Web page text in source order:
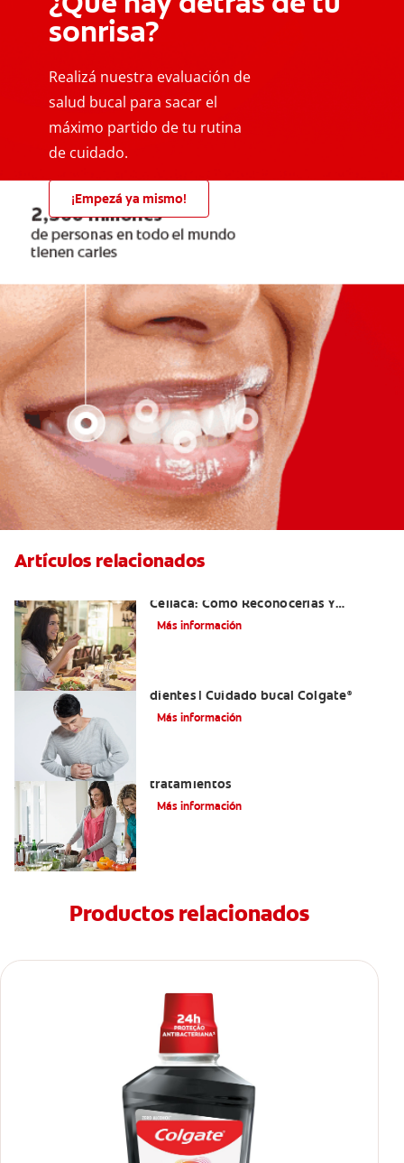
sonrisa?
Realizá nuestra evaluación de
salud bucal para sacar el
máximo partido de tu rutina
de cuidado.
¡Empezá ya mismo!
Artículos relacionados
Celíaca: Cómo Reconocerlas Y
Tratarlas
Más información
dientes | Cuidado bucal Colgate®
Más información
tratamientos
Más información
Productos relacionados